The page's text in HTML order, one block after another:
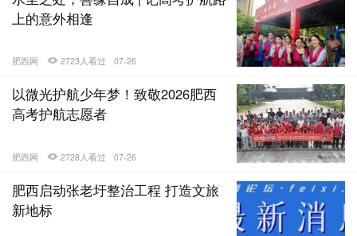
上的意外相逢
肥西网 2723人看过 07-26
以微光护航少年梦！致敬2026肥西
高考护航志愿者
肥西网 2728人看过 07-26
肥西启动张老圩整治工程 打造文旅
新地标